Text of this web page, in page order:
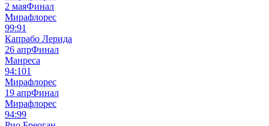
2 маяФинал
Мирафлорес
99:91
Капрабо Лерида
26 апрФинал
Манреса
94:101
Мирафлорес
19 апрФинал
Мирафлорес
94:99